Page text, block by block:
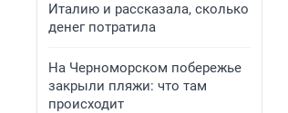
Италию и рассказала, сколько
денег потратила
На Черноморском побережье
закрыли пляжи: что там
происходит